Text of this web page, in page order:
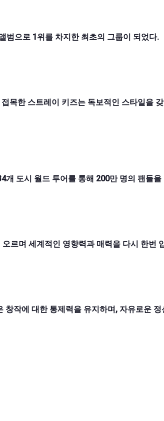
범으로 1위를 차지한 최초의 그룹이 되었다.
목한 스트레이 키즈는 독보적인 스타일을
개 도시 월드 투어를 통해 200만 명의 팬들을
르며 세계적인 영향력과 매력을 다시 한번
작에 대한 통제력을 유지하며, 자유로운